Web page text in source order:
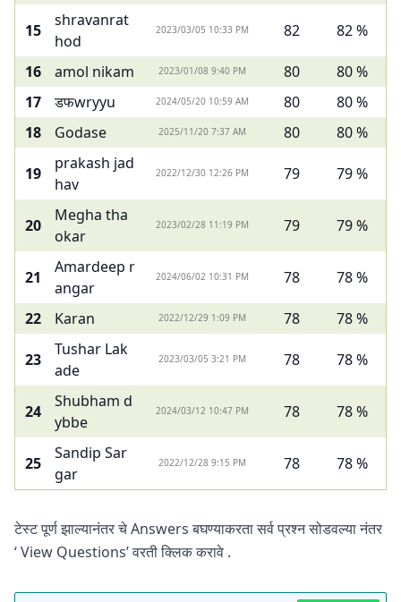
15
shravanrat
hod
2023/03/05 10:33 PM 82 82 %
16 amol nikam 2023/01/08 9:40 PM 80
80 %
17
डफwryyu 2024/05/20 10:59 AM 80
80 %
18
Godase 2025/11/20 7:37 AM 80 80 %
19
prakash jad
hav
2022/12/30 12:26 PM 79 79 %
20
Megha tha
okar
2023/02/28 11:19 PM 79 79 %
21
Amardeep r
angar
2024/06/02 10:31 PM 78 78 %
22 Karan 2022/12/29 1:09 PM 78 78 %
23
Tushar Lak
ade
2023/03/05 3:21 PM 78 78 %
24
Shubham d
ybbe
2024/03/12 10:47 PM 78 78 %
25
Sandip Sar
gar
2022/12/28 9:15 PM 78 78 %
टेस्ट पूर्ण झाल्यानंतर चे Answers बघण्याकरता सर्व प्रश्न सोडवल्या नंतर
‘ View Questions’ वरती क्लिक करावे .